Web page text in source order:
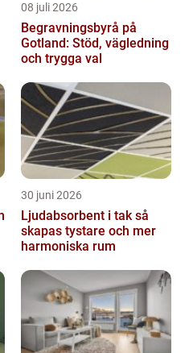
08 juli 2026
Begravningsbyrå på
Gotland: Stöd, vägledning
och trygga val
30 juni 2026
Ljudabsorbent i tak så
skapas tystare och mer
harmoniska rum